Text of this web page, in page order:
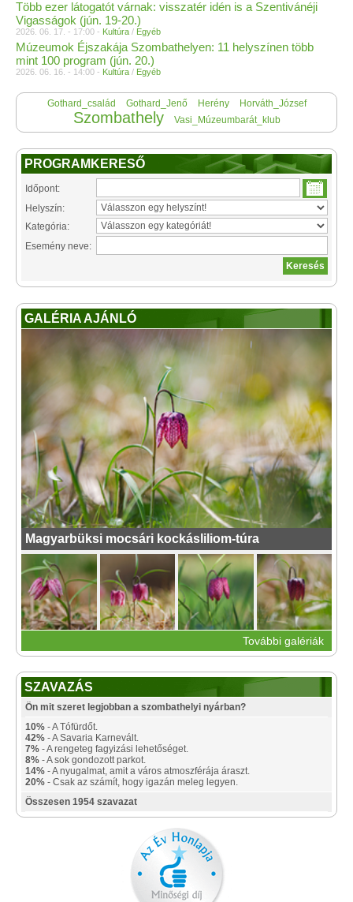
Több ezer látogatót várnak: visszatér idén is a Szentivánéji
Vigasságok (jún. 19-20.)
2026. 06. 17. - 17:00 - Kultúra / Egyéb
Múzeumok Éjszakája Szombathelyen: 11 helyszínen több
mint 100 program (jún. 20.)
2026. 06. 16. - 14:00 - Kultúra / Egyéb
Gothard_család Gothard_Jenő Herény Horváth_József
Szombathely Vasi_Múzeumbarát_klub
PROGRAMKERESŐ
Időpont:
Helyszín:
Kategória:
Esemény neve:
GALÉRIA AJÁNLÓ
Magyarbüksi mocsári kockásliliom-túra
További galériák
SZAVAZÁS
Ön mit szeret legjobban a szombathelyi nyárban?
10% - A Tófürdőt.
42% - A Savaria Karnevált.
7% - A rengeteg fagyizási lehetőséget.
8% - A sok gondozott parkot.
14% - A nyugalmat, amit a város atmoszférája áraszt.
20% - Csak az számít, hogy igazán meleg legyen.
Összesen 1954 szavazat